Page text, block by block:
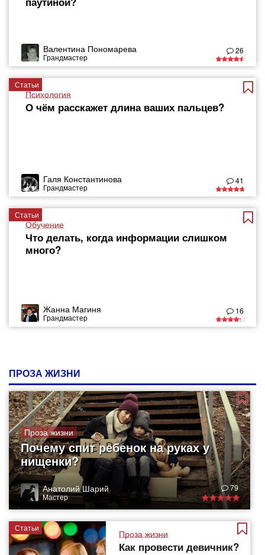
Валентина Пономарева
Грандмастер
26
Статьи
Психология
О чём расскажет длина ваших пальцев?
Галя Константинова
Грандмастер
41
Статьи
Обучение
Что делать, когда информации слишком
много?
Жанна Магиня
Грандмастер
16
ПРОЗА ЖИЗНИ
Проза жизни
Почему спит ребенок на руках у
нищенки?
Анатолий Шарий
Мастер
79
Статьи
Проза жизни
Как провести девичник?